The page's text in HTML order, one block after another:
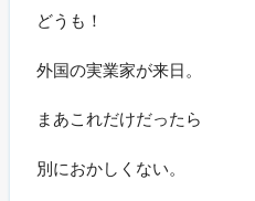
どうも！
外国の実業家が来日。
まあこれだけだったら
別におかしくない。